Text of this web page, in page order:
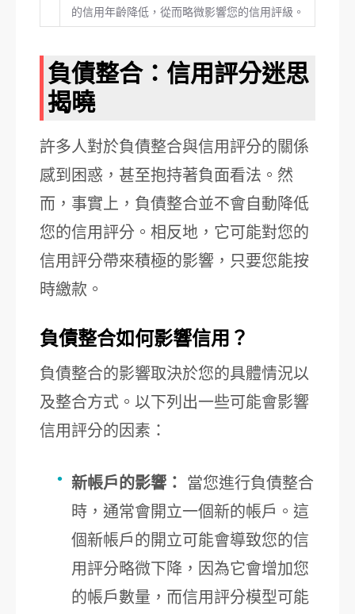
的信用年齡降低，從而略微影響您的信用評級。
負債整合：信用評分迷思
揭曉
許多人對於負債整合與信用評分的關係
感到困惑，甚至抱持著負面看法。然
而，事實上，負債整合並不會自動降低
您的信用評分。相反地，它可能對您的
信用評分帶來積極的影響，只要您能按
時繳款。
負債整合如何影響信用？
負債整合的影響取決於您的具體情況以
及整合方式。以下列出一些可能會影響
信用評分的因素：
新帳戶的影響：
當您進行負債整合
時，通常會開立一個新的帳戶。這
個新帳戶的開立可能會導致您的信
用評分略微下降，因為它會增加您
的帳戶數量，而信用評分模型可能